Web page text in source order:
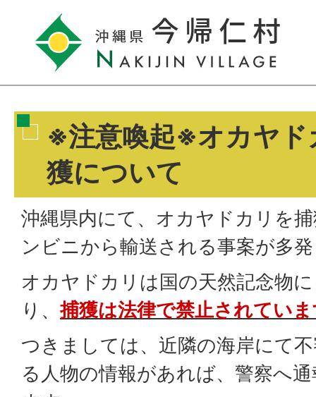
※注意喚起※オカヤド
獲について
沖縄県内にて、オカヤドカリを
ンビニから輸送される事案が多
オカヤドカリは国の天然記念物
り、捕獲は法律で禁止されてい
つきましては、近隣の海岸にて
る人物の情報があれば、警察へ